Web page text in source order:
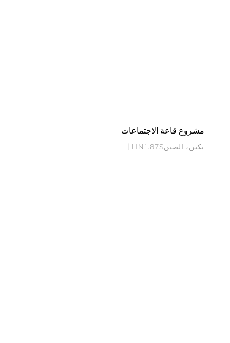
مشروع قاعة الاجتماعات
بكين، الصين丨HN1.87S